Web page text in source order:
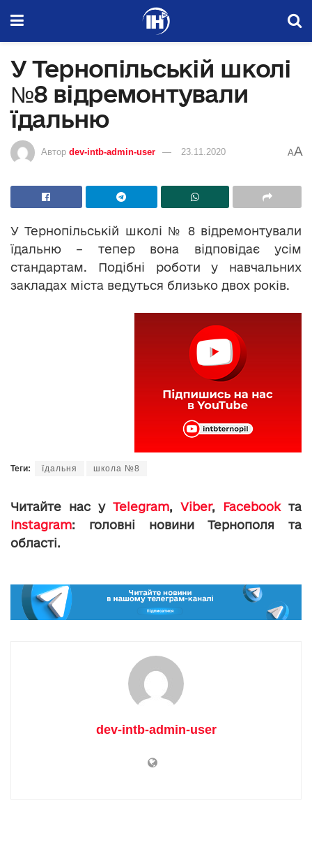
У Тернопільській школі
№8 відремонтували
їдальню
Автор dev-intb-admin-user 23.11.2020 AA
У Тернопільській школі № 8 відремонтували
їдальню – тепер вона відповідає усім
стандартам. Подібні роботи у навчальних
закладах міста ведуться близько двох років.
Теги: їдальня школа №8
Читайте нас у Telegram, Viber, Facebookта
Instagram: головні новини Тернополя та
області.
dev-intb-admin-user